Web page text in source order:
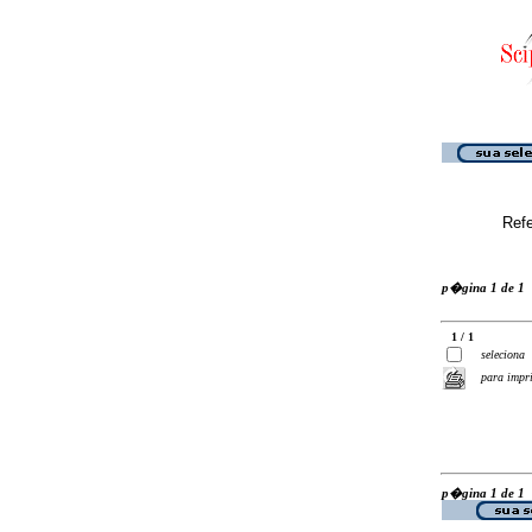
p�gina 1 de 1
1 / 1
seleciona
para
p�gina 1 de 1